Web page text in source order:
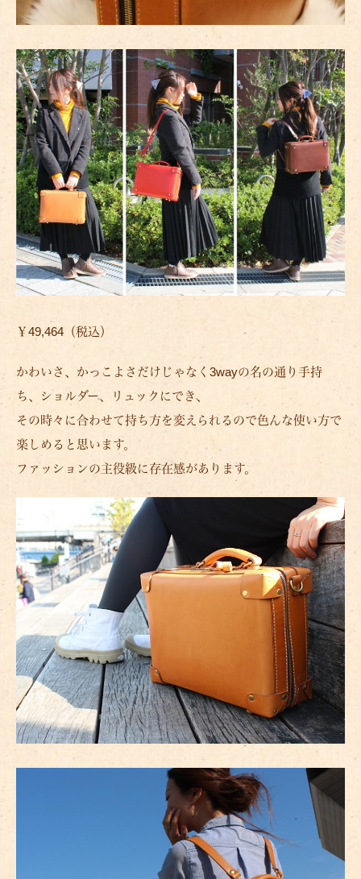
￥49,464（税込）
かわいさ、かっこよさだけじゃなく3wayの名の通り手持
ち、ショルダー、リュックにでき、
その時々に合わせて持ち方を変えられるので色んな使い方で
楽しめると思います。
ファッションの主役級に存在感があります。